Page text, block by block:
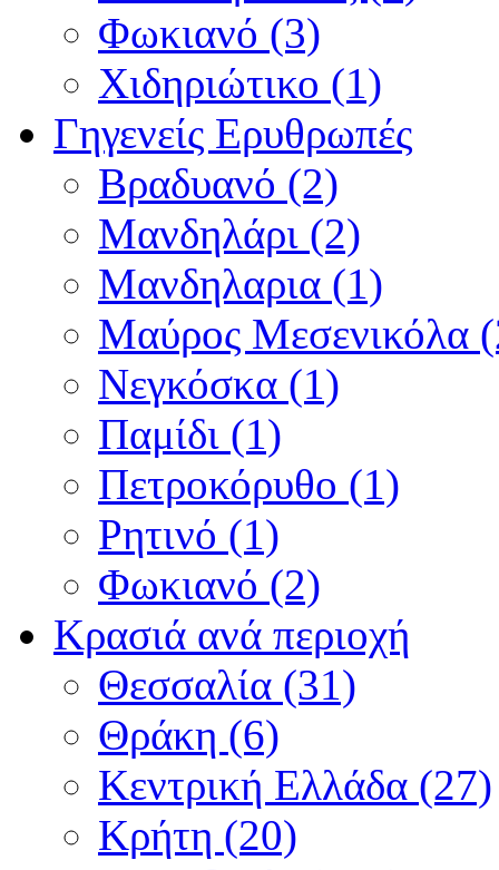
Φωκιανό (3)
Χιδηριώτικο (1)
Γηγενείς Ερυθρωπές
Βραδυανό (2)
Μανδηλάρι (2)
Μανδηλαρια (1)
Μαύρος Μεσενικόλα
Νεγκόσκα (1)
Παμίδι (1)
Πετροκόρυθο (1)
Ρητινό (1)
Φωκιανό (2)
Κρασιά ανά περιοχή
Θεσσαλία (31)
Θράκη (6)
Κεντρική Ελλάδα (27)
Κρήτη (20)